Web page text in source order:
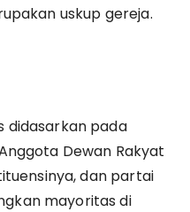
uskup gereja.
didasarkan pada
Dewan Rakyat
dan partai
mayoritas di